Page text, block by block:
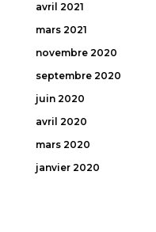
avril 2021
mars 2021
novembre 2020
septembre 2020
juin 2020
avril 2020
mars 2020
janvier 2020